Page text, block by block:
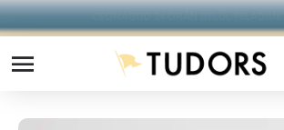
10.000 Ft FELETT INGYENES SZÁLLÍTÁS
FOXPOST CSOMAGAUTOMATÁBA !